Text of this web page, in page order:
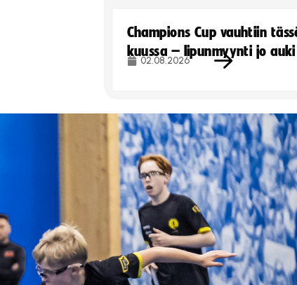
Champions Cup vauhtiin
kuussa – lipunmyynti jo auki
02.08.2026